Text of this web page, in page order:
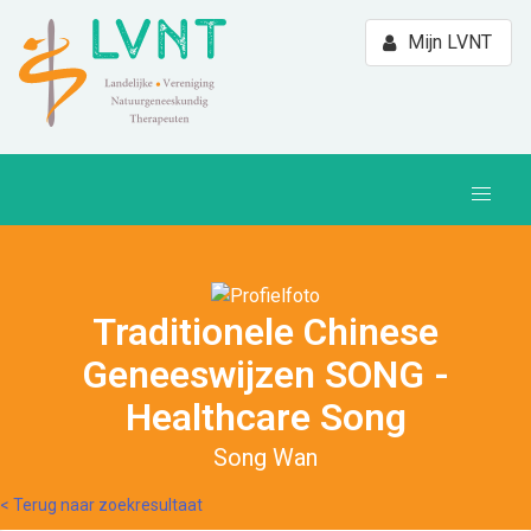
Mijn LVNT
Traditionele Chinese
Geneeswijzen SONG -
Healthcare Song
Song Wan
< Terug naar zoekresultaat